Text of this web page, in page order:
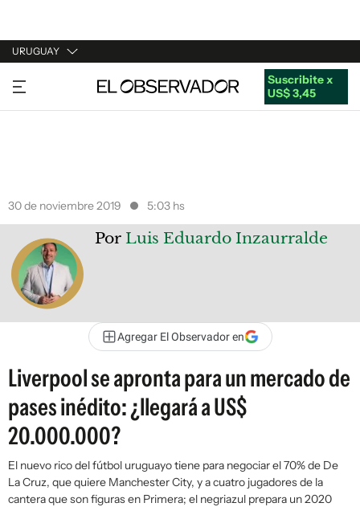
URUGUAY
URUGUAY
ARGENTINA
Suscribite x
US$ 3,45
30 de noviembre 2019 5:03 hs
Por Luis Eduardo Inzaurralde
Agregar El Observador en
Liverpool se apronta para un mercado de
pases inédito: ¿llegará a US$
20.000.000?
El nuevo rico del fútbol uruguayo tiene para negociar el 70% de De
La Cruz, que quiere Manchester City, y a cuatro jugadores de la
cantera que son figuras en Primera; el negriazul prepara un 2020